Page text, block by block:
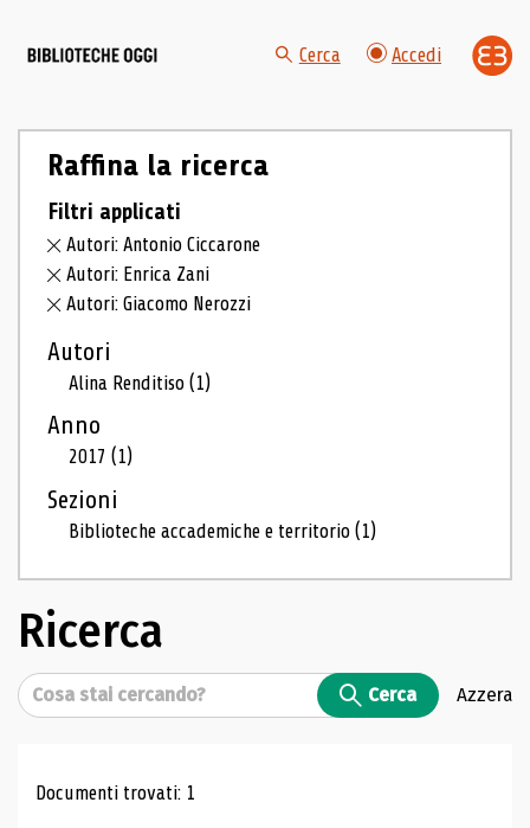
Cerca Accedi
Raffina la ricerca
Filtri applicati
Autori: Antonio Ciccarone
Autori: Enrica Zani
Autori: Giacomo Nerozzi
Autori
Alina Renditiso(1)
Anno
2017(1)
Sezioni
Biblioteche accademiche e territorio(1)
Ricerca
Cerca Cerca Azzera
Risultati di ricerca
Documenti trovati: 1